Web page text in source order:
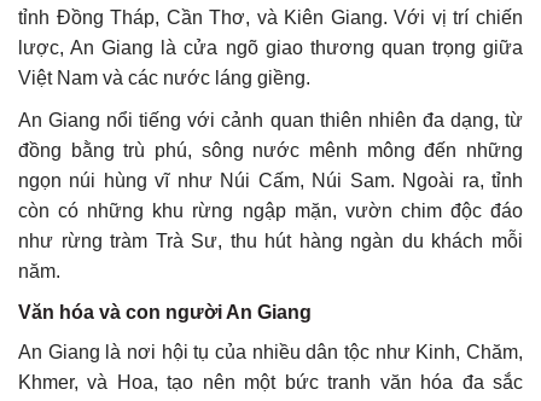
tỉnh Đồng Tháp, Cần Thơ, và Kiên Giang. Với vị trí chiến
lược, An Giang là cửa ngõ giao thương quan trọng giữa
Việt Nam và các nước láng giềng.
An Giang nổi tiếng với cảnh quan thiên nhiên đa dạng, từ
đồng bằng trù phú, sông nước mênh mông đến những
ngọn núi hùng vĩ như Núi Cấm, Núi Sam. Ngoài ra, tỉnh
còn có những khu rừng ngập mặn, vườn chim độc đáo
như rừng tràm Trà Sư, thu hút hàng ngàn du khách mỗi
năm.
Văn hóa và con người An Giang
An Giang là nơi hội tụ của nhiều dân tộc như Kinh, Chăm,
Khmer, và Hoa, tạo nên một bức tranh văn hóa đa sắc